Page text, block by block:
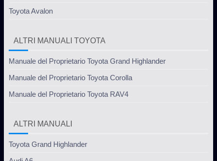
Toyota Avalon
ALTRI MANUALI TOYOTA
Manuale del Proprietario Toyota Grand Highlander
Manuale del Proprietario Toyota Corolla
Manuale del Proprietario Toyota RAV4
ALTRI MANUALI
Toyota Grand Highlander